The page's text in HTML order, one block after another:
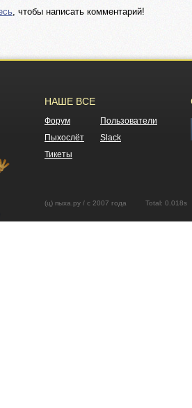
, чтобы написать комментарий!
НАШЕ ВСЕ
Форум
Пользователи
Пыхослёт
Slack
Тикеты
(ц) пыха.ру / с 2007 года Total: